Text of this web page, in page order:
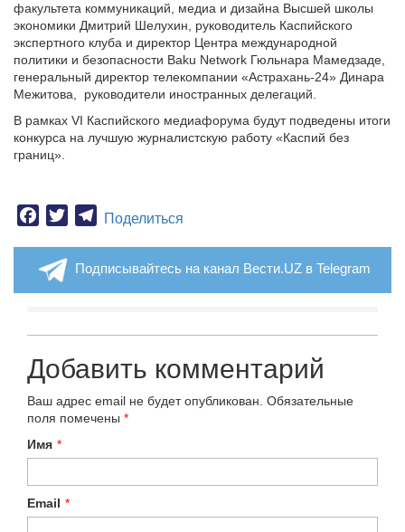
факультета коммуникаций, медиа и дизайна Высшей школы
экономики Дмитрий Шелухин, руководитель Каспийского
экспертного клуба и директор Центра международной
политики и безопасности Baku Network Гюльнара Мамедзаде,
генеральный директор телекомпании «Астрахань-24» Динара
Межитова, руководители иностранных делегаций.
В рамках VI Каспийского медиафорума будут подведены итоги
конкурса на лучшую журналистскую работу «Каспий без
границ».
Facebook
TwitterTelegram
Поделиться
Подписывайтесь на канал Вести.UZ в Telegram
Добавить комментарий
Ваш адрес email не будет опубликован. Обязательные
поля помечены *
Имя *
Email *